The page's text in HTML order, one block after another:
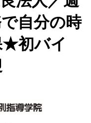
自分の時
★初バイ